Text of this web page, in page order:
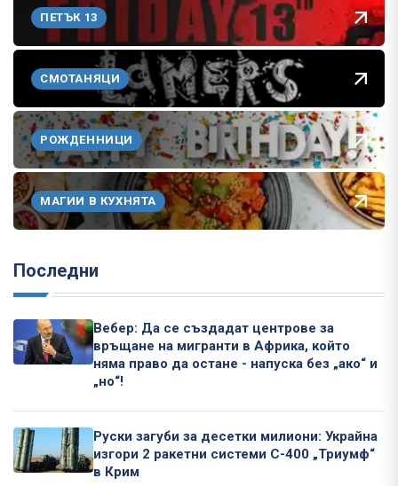
ПЕТЪК 13
СМОТАНЯЦИ
РОЖДЕННИЦИ
МАГИИ В КУХНЯТА
Последни
Вебер: Да се създадат центрове за
връщане на мигранти в Африка, който
няма право да остане - напуска без „ако“ и
„но“!
Руски загуби за десетки милиони: Украйна
изгори 2 ракетни системи С-400 „Триумф“
в Крим